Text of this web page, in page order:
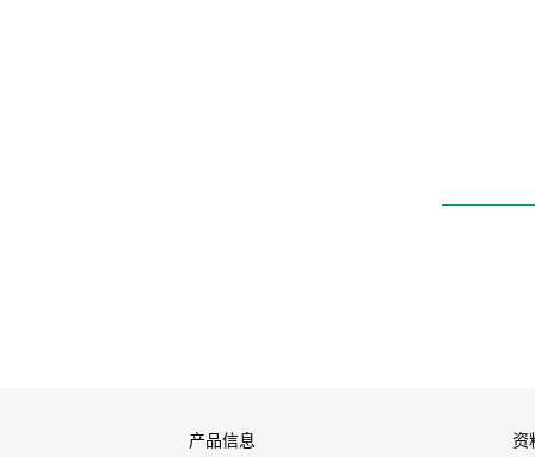
产品信息 资